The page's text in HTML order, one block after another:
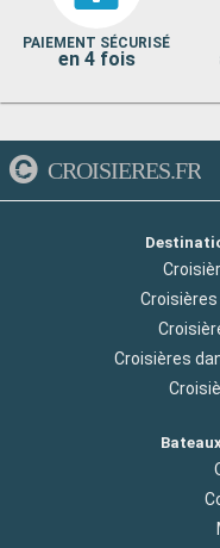
PAIEMENT SÉCURISÉ
en 4 fois
CROISIERES.FR
Croisières